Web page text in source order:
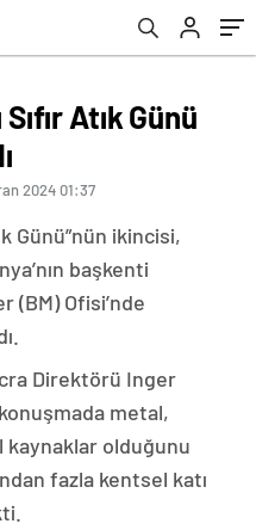
Atık Günü
2024 01:37
Günü”nün ikincisi,
başkenti
(BM) Ofisi’nde
Direktörü Inger
metal,
kaynaklar olduğunu
fazla kentsel katı